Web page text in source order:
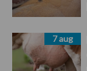
7 aug